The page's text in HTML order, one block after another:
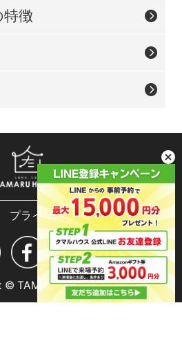
徴
プライバシーポリシー
© TAMARU HOUSE